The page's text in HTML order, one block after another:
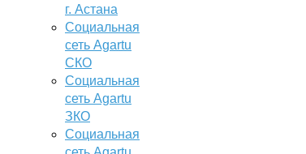
г. Астана
Социальная
сеть Agartu
СКО
Социальная
сеть Agartu
ЗКО
Социальная